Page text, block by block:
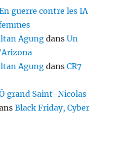
guerre contre les IA
Agung dansUn
Agung dansCR7
grand Saint-Nicolas
Black Friday, Cyber